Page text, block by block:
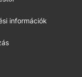
információk